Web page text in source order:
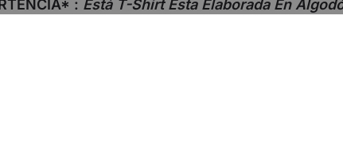
: Está T-Shirt Esta Elaborada En